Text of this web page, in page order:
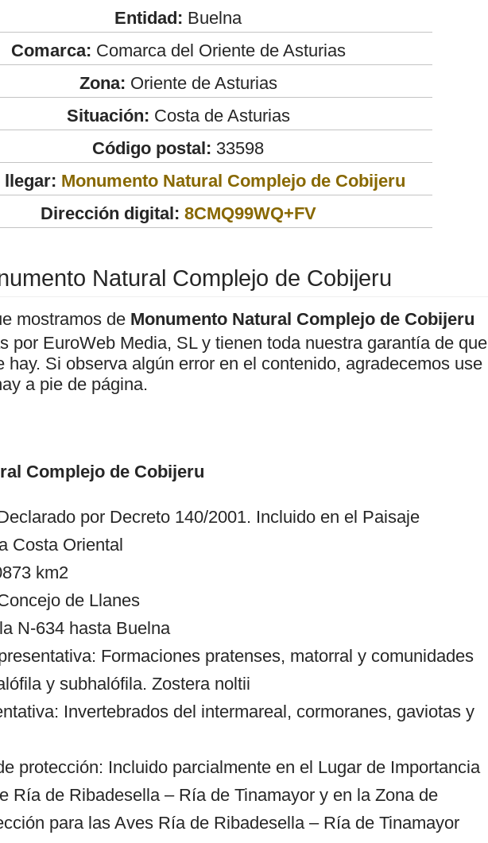
Entidad: Buelna
Comarca: Comarca del Oriente de Asturias
Zona: Oriente de Asturias
Situación: Costa de Asturias
Código postal: 33598
llegar: Monumento Natural Complejo de Cobijeru
Dirección digital: 8CMQ99WQ+FV
Natural Complejo de Cobijeru
mostramos de Monumento Natural Complejo de Cobijeru
por EuroWeb Media, SL y tienen toda nuestra garantía de que
hay. Si observa algún error en el contenido, agradecemos use
a pie de página.
Complejo de Cobijeru
por Decreto 140/2001. Incluido en el Paisaje
Costa Oriental
km2
de Llanes
N-634 hasta Buelna
Formaciones pratenses, matorral y comunidades
y subhalófila. Zostera noltii
Invertebrados del intermareal, cormoranes, gaviotas y
protección: Incluido parcialmente en el Lugar de Importancia
Ría de Ribadesella – Ría de Tinamayor y en la Zona de
para las Aves Ría de Ribadesella – Ría de Tinamayor